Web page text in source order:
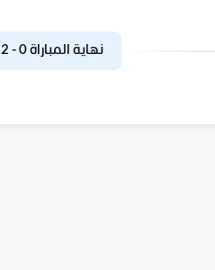
نهاية المباراة 0
-
2